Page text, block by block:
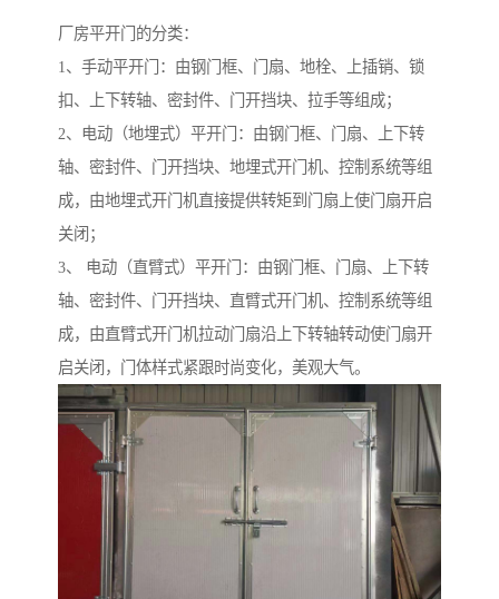
厂房平开门的分类：
1、手动平开门：由钢门框、门扇、地栓、上插销、锁
扣、上下转轴、密封件、门开挡块、拉手等组成；
2、电动（地埋式）平开门：由钢门框、门扇、上下转
轴、密封件、门开挡块、地埋式开门机、控制系统等组
成，由地埋式开门机直接提供转矩到门扇上使门扇开启
关闭；
3、 电动（直臂式）平开门：由钢门框、门扇、上下转
轴、密封件、门开挡块、直臂式开门机、控制系统等组
成，由直臂式开门机拉动门扇沿上下转轴转动使门扇开
启关闭，门体样式紧跟时尚变化，美观大气。